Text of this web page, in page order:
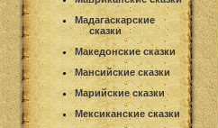
Мадагаскарские
сказки
Македонские сказки
Мансийские сказки
Марийские сказки
Мексиканские сказки